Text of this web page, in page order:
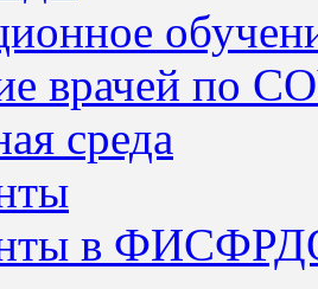
врачей по
среда
в